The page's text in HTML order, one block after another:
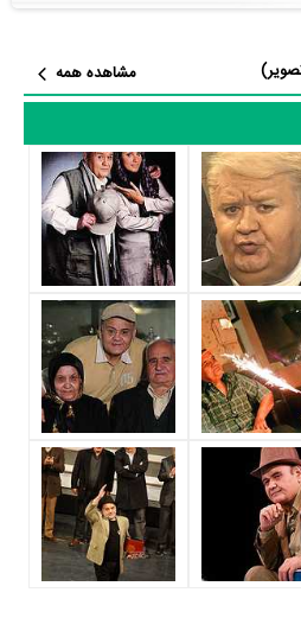
نمایش "سیرک باشکوه" پا به عرصه تئاتر
«محله بروبیا» (داریوش مؤدبیان، 1363) و «بازم مدرسه‌ام دیر شد» (1365)
شناساند.
«جنجال بزرگ» (1363) خود را به عنوان بازیگر نقش‌های کمیک
از تولید به نمایش عمومی درآمد و
عبدی در آن فاصله در فیلم‌های «مردی که موش شد» (احمد بخشی، 1364)،
«اجاره‌نشین‌ها» (داریوش مهرجویی، 1365)، «گراند سینما» (حسن هدایت،
1376) و «ای ایران» (ناصر تقوایی، 1368) بازی کرد، که نقش او در همه
نوشته‌ها و کارگردانی این اساتید شکل
عبدالله اسکندری. اما معنای سینما را از
داشتم با او بیشتر کار کنم»
می‌کند و فیزیک بدنی خاص و صورت
مشاهده همه